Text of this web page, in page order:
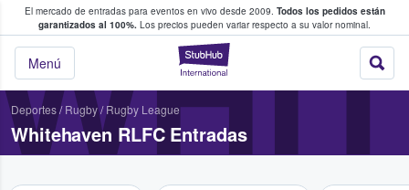
El mercado de entradas para eventos en vivo desde 2009. Todos los pedidos están
garantizados al 100%. Los precios pueden variar respecto a su valor nominal.
StubHub:
Menú
y venta de entradas entre fans
Deportes/ Rugby/ Rugby League
Whitehaven RLFC Entradas